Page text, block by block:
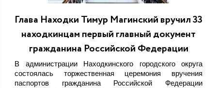
Глава Находки Тимур Магинский вручил 33
находкинцам первый главный документ
гражданина Российской Федерации
В администрации Находкинского городского округа
состоялась торжественная церемония вручения
паспортов гражданина Российской Федерации